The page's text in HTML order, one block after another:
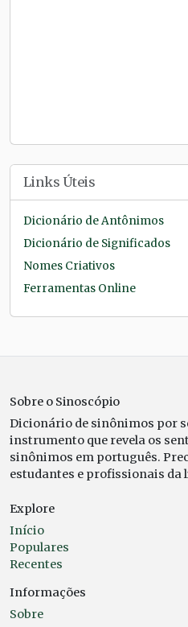
Links Úteis
Dicionário de Antônimos
Dicionário de Significados
Nomes Criativos
Ferramentas Online
Sobre o Sinoscópio
Dicionário de sinônimos por
instrumento que revela os
sinônimos em português.
estudantes e profissionais da
Explore
Início
Populares
Recentes
Informações
Sobre